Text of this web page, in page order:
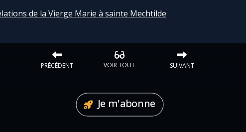
de la Vierge Marie à sainte Mechtilde
PRÉCÉDENT VOIR TOUT SUIVANT
Je m'abonne